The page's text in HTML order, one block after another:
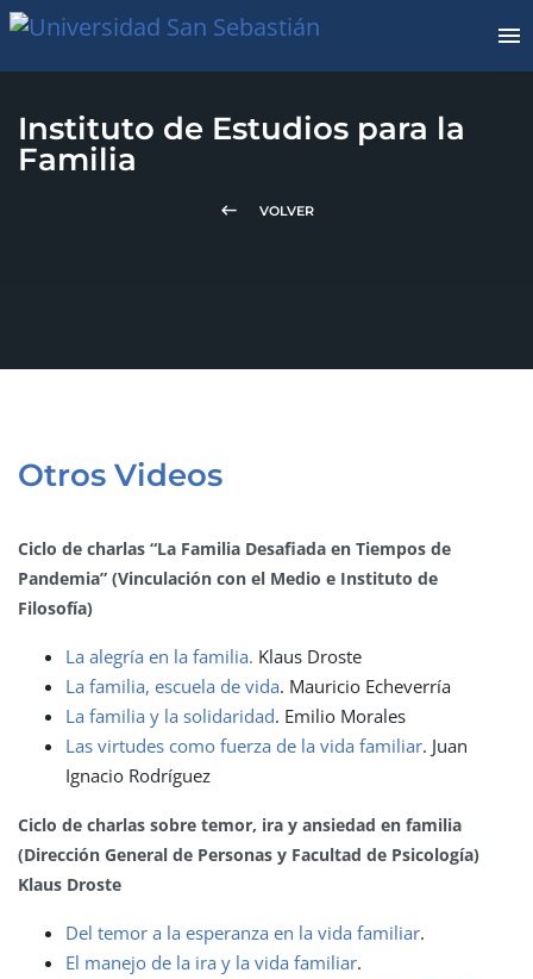
Instituto de Estudios para la
Familia
keyboard_backspace VOLVER
Otros Videos
Ciclo de charlas “La Familia Desafiada en Tiempos de
Pandemia” (Vinculación con el Medio e Instituto de
Filosofía)
La alegría en la familia. Klaus Droste
La familia, escuela de vida. Mauricio Echeverría
La familia y la solidaridad. Emilio Morales
Las virtudes como fuerza de la vida familiar. Juan
Ignacio Rodríguez
Ciclo de charlas sobre temor, ira y ansiedad en familia
(Dirección General de Personas y Facultad de Psicología)
Klaus Droste
Del temor a la esperanza en la vida familiar.
El manejo de la ira y la vida familiar.